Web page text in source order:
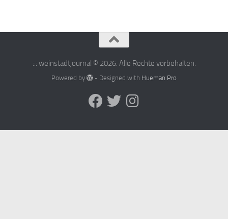
::: weinstadtjournal © 2026. Alle Rechte vorbehalten.
Powered by - Designed with Hueman Pro